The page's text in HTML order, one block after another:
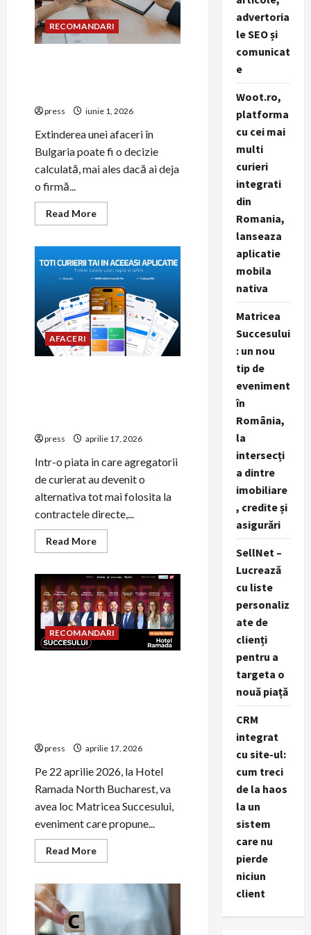
fără
să
renunți
RECOMANDARI
press iunie 1, 2026
Extinderea unei afaceri în
Bulgaria poate fi o decizie
calculată, mai ales dacă ai deja
o firmă...
Read MoreRead
more
poți
extinde
afacerea
în
Bulgaria
fără
să
renunți
la
firma
din
AFACERI
press aprilie 17, 2026
Intr-o piata in care agregatorii
de curierat au devenit o
alternativa tot mai folosita la
contractele directe,...
Read MoreRead
more
platforma
cu
cei
mai
multi
curieri
integrati
RECOMANDARI
press aprilie 17, 2026
Pe 22 aprilie 2026, la Hotel
Ramada North Bucharest, va
avea loc Matricea Succesului,
eveniment care propune...
Read MoreRead
more
Succesului:
tip
advertoria
le SEO și
comunicat
e
Woot.ro,
platforma
cu cei mai
multi
curieri
integrati
din
Romania,
lanseaza
aplicatie
mobila
nativa
Matricea
Succesului
: un nou
tip de
eveniment
în
România,
la
intersecți
a dintre
imobiliare
, credite și
asigurări
SellNet –
Lucrează
cu liste
personaliz
ate de
clienți
pentru a
targeta o
nouă piață
CRM
integrat
cu site-ul:
cum treci
de la haos
la un
sistem
care nu
pierde
niciun
client